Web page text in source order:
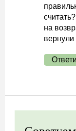
на
вернули